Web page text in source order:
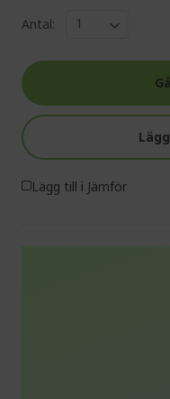
Antal:
Lägg till i Jämför